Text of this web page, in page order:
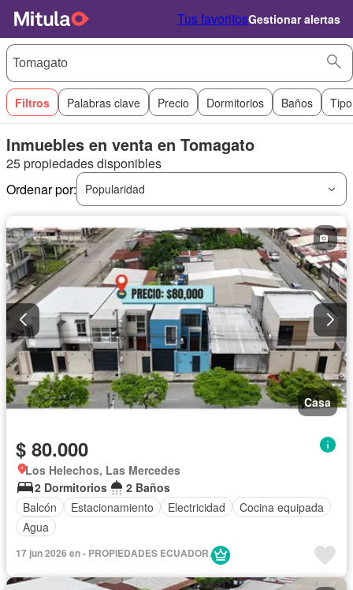
Tus favoritosGestionar alertas
Filtros Palabras clave Precio Dormitorios Baños
Inmuebles en venta en Tomagato
25 propiedades disponibles
Ordenar por:
Popularidad
Casa
$ 80.000
Los Helechos, Las Mercedes
2 Dormitorios
2 Baños
Balcón
Estacionamiento Electricidad
Cocina equipada
Agua
17 jun 2026 en - PROPIEDADES ECUADOR.